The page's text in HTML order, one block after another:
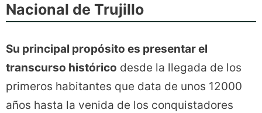
Nacional de Trujillo
Su principal propósito es presentar el
transcurso histórico desde la llegada de los
primeros habitantes que data de unos 12000
años hasta la venida de los conquistadores